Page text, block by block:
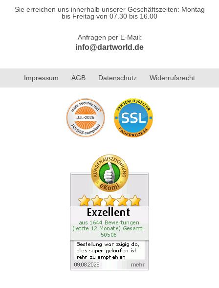
Sie erreichen uns innerhalb unserer Geschäftszeiten: Montag
bis Freitag von 07.30 bis 16.00
Anfragen per E-Mail:
info@dartworld.de
Impressum AGB Datenschutz Widerrufsrecht